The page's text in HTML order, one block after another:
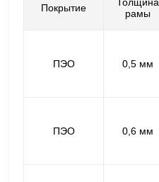
Покрытие
рамы
ПЭО 0,5 мм
ПЭО 0,6 мм